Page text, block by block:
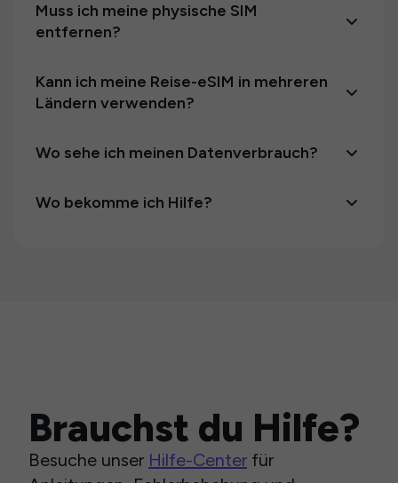
Muss ich meine physische SIM
entfernen?
Kann ich meine Reise-eSIM in mehreren
Ländern verwenden?
Wo sehe ich meinen Datenverbrauch?
Wo bekomme ich Hilfe?
Brauchst du Hilfe?
Besuche unser Hilfe-Center für